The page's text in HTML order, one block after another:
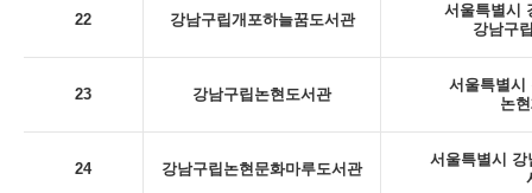
22 강남구립개포하늘꿈도서관
서울특별시
강남구
23 강남구립논현도서관
서울특별시
논
24 강남구립논현문화마루도서관
서울특별시 강